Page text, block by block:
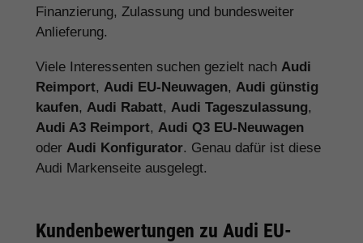
Finanzierung, Zulassung und bundesweiter
Anlieferung.
Viele Interessenten suchen gezielt nach Audi
Reimport, Audi EU-Neuwagen, Audi günstig
kaufen, Audi Rabatt, Audi Tageszulassung,
Audi A3 Reimport, Audi Q3 EU-Neuwagen
oder Audi Konfigurator. Genau dafür ist diese
Audi Markenseite ausgelegt.
Kundenbewertungen zu Audi EU-